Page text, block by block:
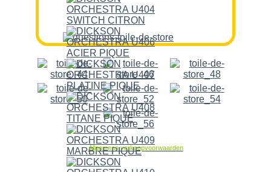
Allgemene verkoopvoorwaarden